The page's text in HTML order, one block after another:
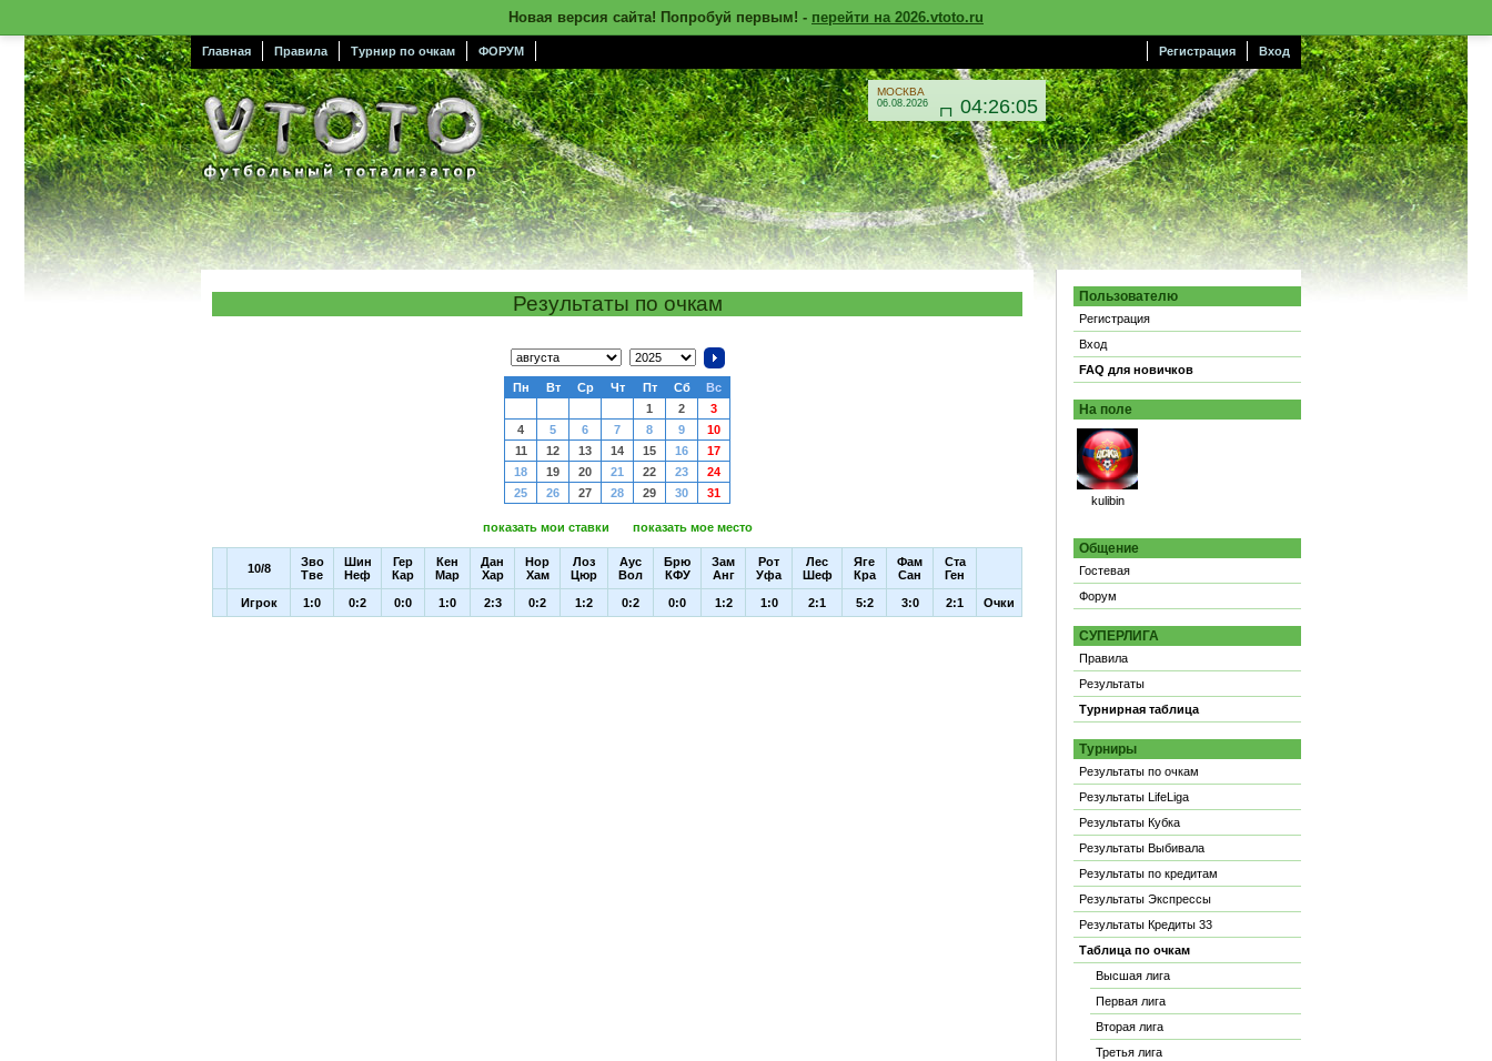
Новая версия сайта! Попробуй первым! - перейти на 2026.vtoto.ru
Главная Правила Турнир по очкам ФОРУМ Вход
Регистрация
МОСКВА
06.08.2026  04:26:05
Пользователю
Регистрация
Вход
FAQ для новичков
На поле
kulibin
Общение
Гостевая
Форум
СУПЕРЛИГА
Правила
Результаты
Турнирная таблица
Турниры
Результаты по очкам
Результаты LifeLiga
Результаты Кубка
Результаты Выбивала
Результаты по кредитам
Результаты Экспрессы
Результаты Кредиты 33
Таблица по очкам
Высшая лига
Первая лига
Вторая лига
Третья лига
Результаты по очкам
Пн Вт Ср Чт Пт Сб
Вс
1
2
3
4
5 6 7 8 9
10
11
12 13 14 15 16
17
18
19 20 21 22 23
24
25
26 27 28 29 30 31
показать мои ставки показать мое место
10/8
Зво
Тве
Шин
Неф
Гер
Кар
Кен
Мар
Дан
Хар
Нор
Хам
Лоз
Цюр
Аус
Вол
Брю
КФУ
Зам
Анг
Рот
Уфа
Лес
Шеф
Яге
Кра
Фам
Сан
Ста
Ген
Игрок 1:0 0:2 0:0 1:0 2:3 0:2 1:2 0:2 0:0 1:2 1:0 2:1 5:2 3:0 2:1 Очки